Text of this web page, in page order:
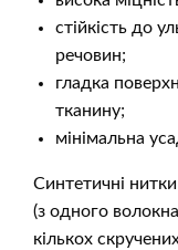
стійкість до
речовин;
гладка
тканину;
мінімальна
Синтетичні
(з одного
кількох